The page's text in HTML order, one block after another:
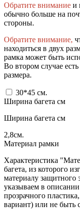
Обратите внимание и
обычно больше на
стороны.
Обратите внимание,
находиться в двух
рамка может быть
Во втором случае
размера.
30*45 см.
Ширина багета см
Ширина багета см
2,8см.
Материал рамки
Характеристика
багета, из которого
материалу защитного
указываем в
прозрачного
вариант) или не быть